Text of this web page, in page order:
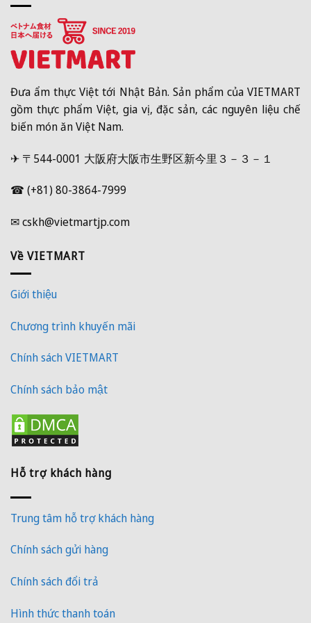
Đưa ẩm thực Việt tới Nhật Bản. Sản phẩm của VIETMART
gồm thực phẩm Việt, gia vị, đặc sản, các nguyên liệu chế
biến món ăn Việt Nam.
✈ 〒544-0001 大阪府大阪市生野区新今里３－３－１
☎ (+81) 80-3864-7999
✉ cskh@vietmartjp.com
Về VIETMART
Giới thiệu
Chương trình khuyến mãi
Chính sách VIETMART
Chính sách bảo mật
Hỗ trợ khách hàng
Trung tâm hỗ trợ khách hàng
Chính sách gửi hàng
Chính sách đổi trả
Hình thức thanh toán